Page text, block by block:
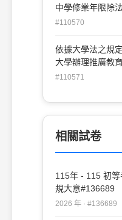
中學修業年限除
幾年？ (A)3
#110570
依據大學法之規定
大學辦理推廣教
則，但不得授予學位 (B)學生修讀
大學應建立學生
(D)大學分設學系
#110571
相關試卷
115年 - 115 初
規大意#136689
2026 年 · #136689